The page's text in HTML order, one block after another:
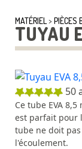
MATÉRIEL> PIÈCES
TUYAU
50
Ce tube EVA
est parfait pour
tube ne doit
l'écoulement.